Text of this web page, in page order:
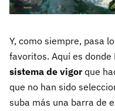
Y, como siempre, pasa
favoritos. Aquí es
sistema de vigorque
que no han sido
suba más una barra de